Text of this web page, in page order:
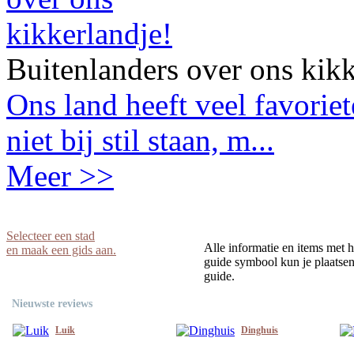
Buitenlanders over ons
Ons land heeft veel
niet bij stil staan, m...
Meer >>
Selecteer een stad
en maak een gids aan.
Alle informatie en items met
guide symbool kun je
guide.
Nieuwste reviews
Luik Dinghuis